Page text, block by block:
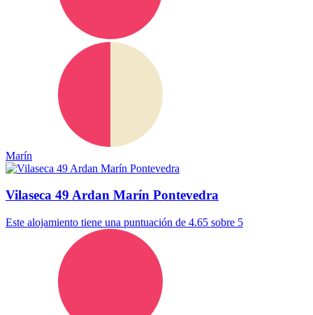
Marín
Vilaseca 49 Ardan Marín Pontevedra
Este alojamiento tiene una puntuación de 4.65 sobre 5